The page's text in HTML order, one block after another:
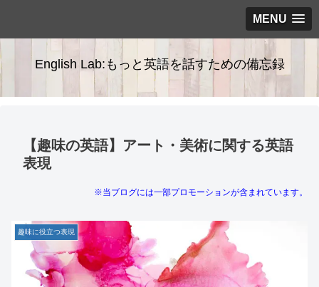
MENU
English Lab:もっと英語を話すための備忘録
【趣味の英語】アート・美術に関する英語
表現
※当ブログには一部プロモーションが含まれています。
趣味に役立つ表現